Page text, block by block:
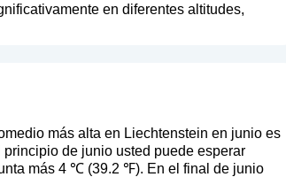
en diferentes altitudes,
más alta en Liechtenstein en junio es
de junio usted puede esperar
más 4 ℃ (39.2 ℉). En el final de junio